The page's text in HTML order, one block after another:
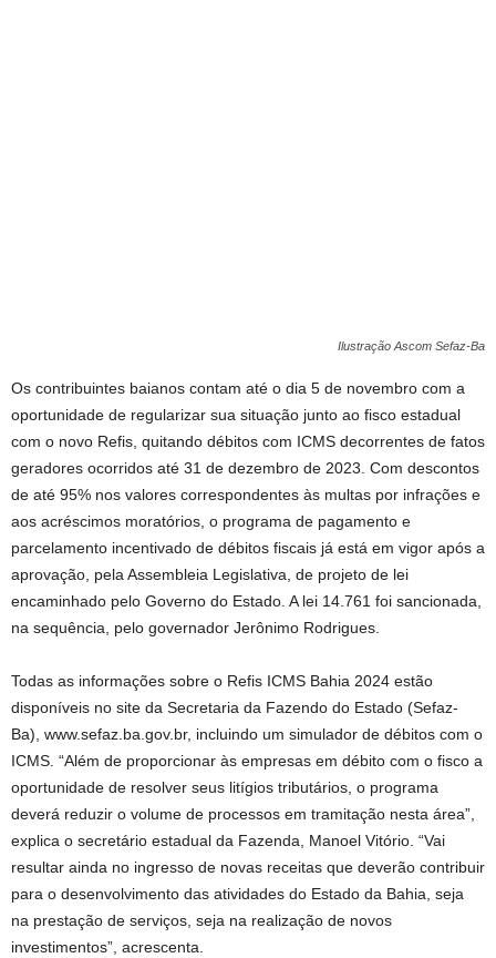
Ilustração Ascom Sefaz-Ba
Os contribuintes baianos contam até o dia 5 de novembro com a
oportunidade de regularizar sua situação junto ao fisco estadual
com o novo Refis, quitando débitos com ICMS decorrentes de fatos
geradores ocorridos até 31 de dezembro de 2023. Com descontos
de até 95% nos valores correspondentes às multas por infrações e
aos acréscimos moratórios, o programa de pagamento e
parcelamento incentivado de débitos fiscais já está em vigor após a
aprovação, pela Assembleia Legislativa, de projeto de lei
encaminhado pelo Governo do Estado. A lei 14.761 foi sancionada,
na sequência, pelo governador Jerônimo Rodrigues.
Todas as informações sobre o Refis ICMS Bahia 2024 estão
disponíveis no site da Secretaria da Fazendo do Estado (Sefaz-
Ba), www.sefaz.ba.gov.br, incluindo um simulador de débitos com o
ICMS. “Além de proporcionar às empresas em débito com o fisco a
oportunidade de resolver seus litígios tributários, o programa
deverá reduzir o volume de processos em tramitação nesta área”,
explica o secretário estadual da Fazenda, Manoel Vitório. “Vai
resultar ainda no ingresso de novas receitas que deverão contribuir
para o desenvolvimento das atividades do Estado da Bahia, seja
na prestação de serviços, seja na realização de novos
investimentos”, acrescenta.